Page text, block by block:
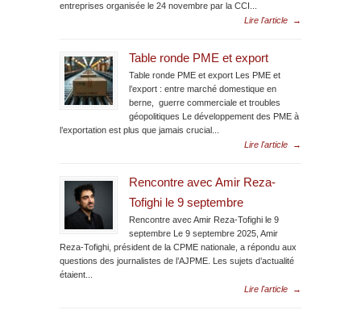
entreprises organisée le 24 novembre par la CCI...
Lire l'article
→
Table ronde PME et export
Table ronde PME et export Les PME et
l’export : entre marché domestique en
berne, guerre commerciale et troubles
géopolitiques Le développement des PME à
l’exportation est plus que jamais crucial...
Lire l'article
→
Rencontre avec Amir Reza-
Tofighi le 9 septembre
Rencontre avec Amir Reza-Tofighi le 9
septembre Le 9 septembre 2025, Amir
Reza-Tofighi, président de la CPME nationale, a répondu aux
questions des journalistes de l’AJPME. Les sujets d’actualité
étaient...
Lire l'article
→